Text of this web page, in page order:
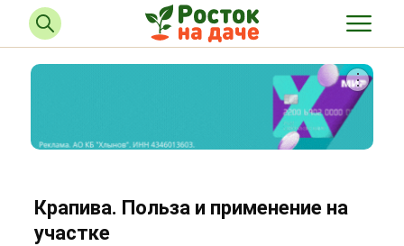
Крапива. Польза и применение на
участке